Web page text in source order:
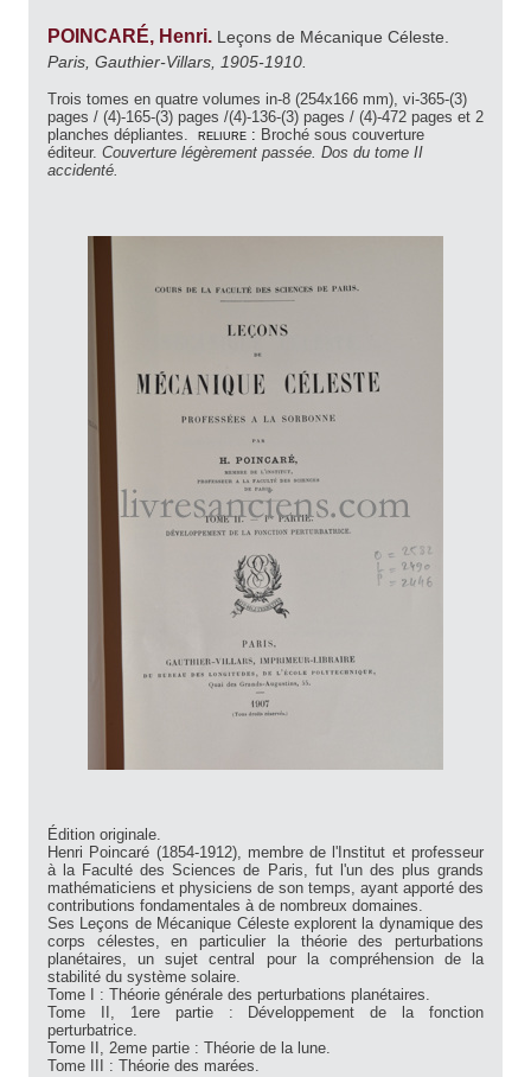
POINCARÉ, Henri. Leçons de Mécanique Céleste.
Paris, Gauthier-Villars, 1905-1910.
Trois tomes en quatre volumes in-8 (254x166 mm), vi-365-(3)
pages / (4)-165-(3) pages /(4)-136-(3) pages / (4)-472 pages et 2
planches dépliantes. reliure : Broché sous couverture
éditeur. Couverture légèrement passée. Dos du tome II
accidenté.
Édition originale.
Henri Poincaré (1854-1912), membre de l'Institut et professeur
à la Faculté des Sciences de Paris, fut l'un des plus grands
mathématiciens et physiciens de son temps, ayant apporté des
contributions fondamentales à de nombreux domaines.
Ses Leçons de Mécanique Céleste explorent la dynamique des
corps célestes, en particulier la théorie des perturbations
planétaires, un sujet central pour la compréhension de la
stabilité du système solaire.
Tome I : Théorie générale des perturbations planétaires.
Tome II, 1ere partie : Développement de la fonction
perturbatrice.
Tome II, 2eme partie : Théorie de la lune.
Tome III : Théorie des marées.